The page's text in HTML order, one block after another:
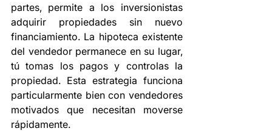
partes, permite a los inversionistas
adquirir propiedades sin nuevo
financiamiento. La hipoteca existente
del vendedor permanece en su lugar,
tú tomas los pagos y controlas la
propiedad. Esta estrategia funciona
particularmente bien con vendedores
motivados que necesitan moverse
rápidamente.